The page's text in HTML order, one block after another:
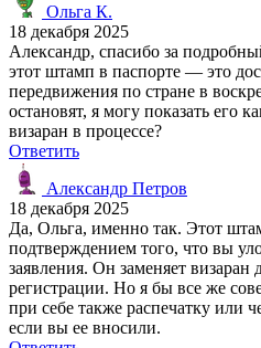
Ольга К.
18 декабря 2025
Александр, спасибо за
этот штамп в паспорте — это
передвижения по стране в
остановят, я могу показать его
визаран в процессе?
Ответить
Александр Петров
18 декабря 2025
Да, Ольга, именно так. Этот
подтверждением того, что вы
заявления. Он заменяет визаран
регистрации. Но я бы все же
при себе также распечатку или
если вы ее вносили.